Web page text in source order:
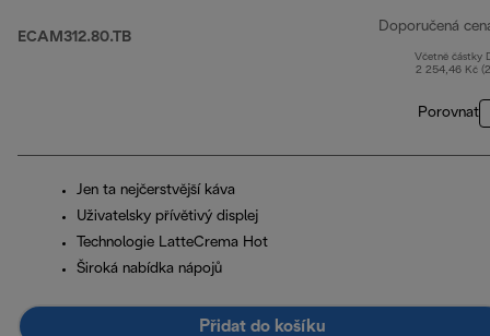
ECAM312.80.TB
Doporučená
Včetně částky
2 254,46 Kč
Porovnat
Jen ta nejčerstvější káva
Uživatelsky přívětivý displej
Technologie LatteCrema Hot
Široká nabídka nápojů
Přidat do košíku